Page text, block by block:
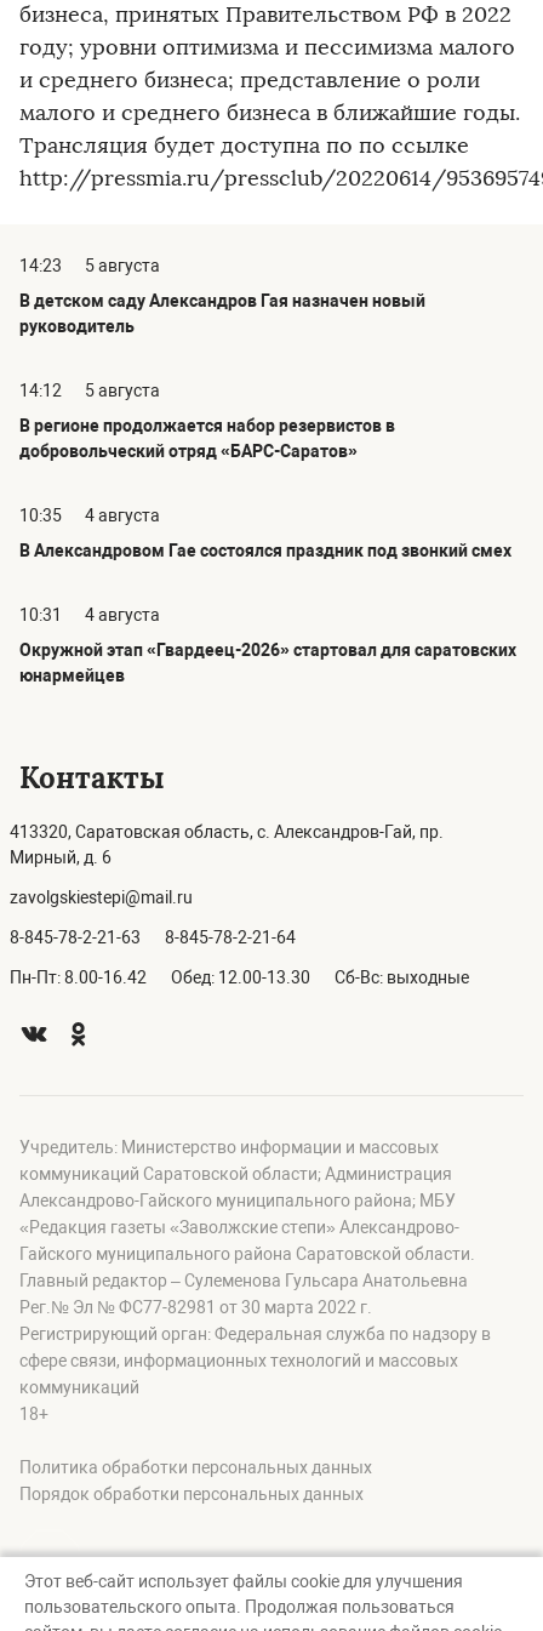
бизнеса, принятых Правительством РФ в 2022
году; уровни оптимизма и пессимизма малого
и среднего бизнеса; представление о роли
малого и среднего бизнеса в ближайшие годы.
Трансляция будет доступна по по ссылке
http://pressmia.ru/pressclub/20220614/
14:23
5 августа
В детском саду Александров Гая назначен новый
руководитель
14:12
5 августа
В регионе продолжается набор резервистов в
добровольческий отряд «БАРС-Саратов»
10:35
4 августа
В Александровом Гае состоялся праздник под звонкий смех
10:31
4 августа
Окружной этап «Гвардеец-2026» стартовал для саратовских
юнармейцев
Контакты
413320, Саратовская область, с. Александров-Гай, пр.
Мирный, д. 6
zavolgskiestepi@mail.ru
8-845-78-2-21-63 8-845-78-2-21-64
Пн-Пт: 8.00-16.42 Обед: 12.00-13.30 Сб-Вс: выходные
Учредитель: Министерство информации и массовых
коммуникаций Саратовской области; Администрация
Александрово-Гайского муниципального района; МБУ
«Редакция газеты «Заволжские степи» Александрово-
Гайского муниципального района Саратовской области.
Главный редактор – Сулеменова Гульсара Анатольевна
Рег.№ Эл № ФС77-82981 от 30 марта 2022 г.
Регистрирующий орган: Федеральная служба по надзору в
сфере связи, информационных технологий и массовых
коммуникаций
18+
Политика обработки персональных данных
Порядок обработки персональных данных
© zavolgskiestepi, 2026
Этот веб-сайт использует файлы cookie для улучшения
пользовательского опыта. Продолжая пользоваться